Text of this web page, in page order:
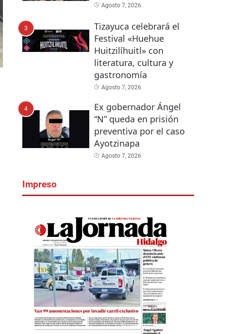
Agosto 7, 2026
3
Tizayuca celebrará el
Festival «Huehue
Huitzilíhuitl» con
literatura, cultura y
gastronomía
Agosto 7, 2026
4
Ex gobernador Ángel
“N” queda en prisión
preventiva por el caso
Ayotzinapa
Agosto 7, 2026
Impreso